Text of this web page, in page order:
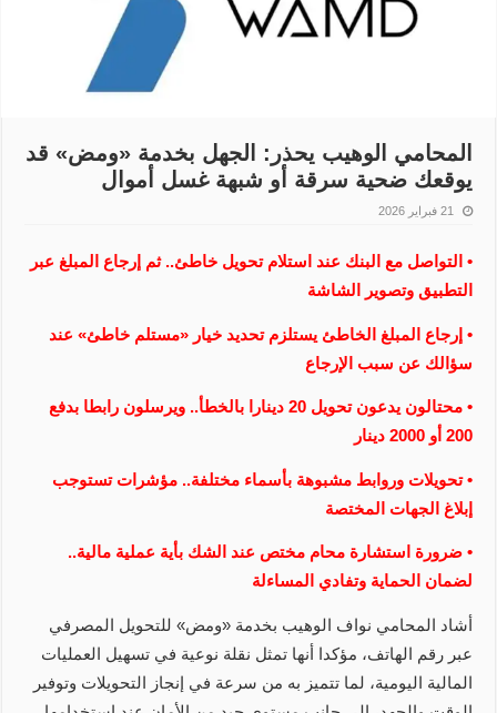
المحامي الوهيب يحذر: الجهل بخدمة «ومض» قد
يوقعك ضحية سرقة أو شبهة غسل أموال
21 فبراير 2026
• التواصل مع البنك عند استلام تحويل خاطئ.. ثم إرجاع المبلغ عبر
التطبيق وتصوير الشاشة
• إرجاع المبلغ الخاطئ يستلزم تحديد خيار «مستلم خاطئ» عند
سؤالك عن سبب الإرجاع
• محتالون يدعون تحويل 20 دينارا بالخطأ.. ويرسلون رابطا بدفع
200 أو 2000 دينار
• تحويلات وروابط مشبوهة بأسماء مختلفة.. مؤشرات تستوجب
إبلاغ الجهات المختصة
• ضرورة استشارة محام مختص عند الشك بأية عملية مالية..
لضمان الحماية وتفادي المساءلة
أشاد المحامي نواف الوهيب بخدمة «ومض» للتحويل المصرفي
عبر رقم الهاتف، مؤكدا أنها تمثل نقلة نوعية في تسهيل العمليات
المالية اليومية، لما تتميز به من سرعة في إنجاز التحويلات وتوفير